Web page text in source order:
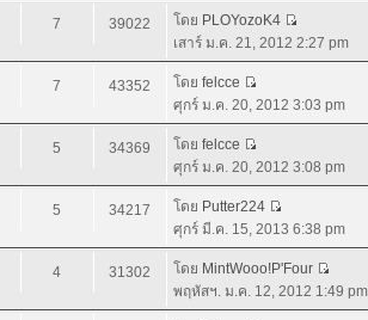
7 39022 โดย PLOYozoK4
เสาร์ ม.ค. 21, 2012 2:27 pm
7 43352 โดย felcce
ศุกร์ ม.ค. 20, 2012 3:03 pm
5 34369 โดย felcce
ศุกร์ ม.ค. 20, 2012 3:08 pm
5 34217 โดย Putter224
ศุกร์ มี.ค. 15, 2013 6:38 pm
4 31302 โดย MintWooo!P'Four
พฤหัสฯ. ม.ค. 12, 2012 1:49 pm